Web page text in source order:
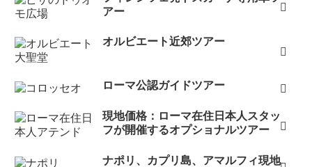
アー
オルビエート近郊ツアー
ローマ公認ガイドツアー
現地価格：ローマ在住日本人スタッ
フが開催するオプショナルツアー
ナポリ、カプリ島、アマルフィ現地